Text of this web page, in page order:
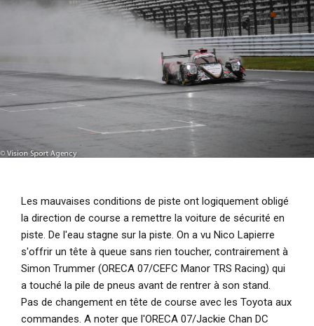
Les mauvaises conditions de piste ont logiquement obligé
la direction de course a remettre la voiture de sécurité en
piste. De l'eau stagne sur la piste. On a vu Nico Lapierre
s'offrir un tête à queue sans rien toucher, contrairement à
Simon Trummer (ORECA 07/CEFC Manor TRS Racing) qui
a touché la pile de pneus avant de rentrer à son stand.
Pas de changement en tête de course avec les Toyota aux
commandes. A noter que l'ORECA 07/Jackie Chan DC